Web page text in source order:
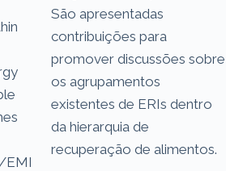
EMI
São apresentadas
contribuições para
promover discussões sobre
os agrupamentos
existentes de ERIs dentro
da hierarquia de
recuperação de alimentos.